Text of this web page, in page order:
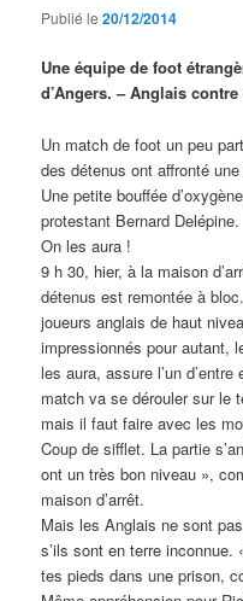
Publié le20/12/2014
Une équipe de foot
d’Angers. – Anglais
Un match de foot un peu
des détenus ont affronté
Une petite bouffée
protestant Bernard Delépine.
On les aura !
9 h 30, hier, à la maison
détenus est remontée à
joueurs anglais de haut
impressionnés pour autant,
les aura, assure l’un
match va se dérouler sur le
mais il faut faire avec les
Coup de sifflet. La partie
ont un très bon niveau »,
maison d’arrêt.
Mais les Anglais ne sont
s’ils sont en terre inconnue.
tes pieds dans une prison,